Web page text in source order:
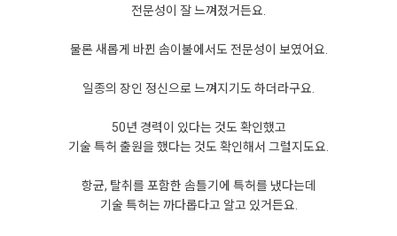
전문성이 잘 느껴졌거든요.
물론 새롭게 바뀐 솜이불에서도 전문성이 보였어요.
일종의 장인 정신으로 느껴지기도 하더라구요.
50년 경력이 있다는 것도 확인했고
기술 특허 출원을 했다는 것도 확인해서 그럴지도요.
항균, 탈취를 포함한 솜틀기에 특허를 냈다는데
기술 특허는 까다롭다고 알고 있거든요.